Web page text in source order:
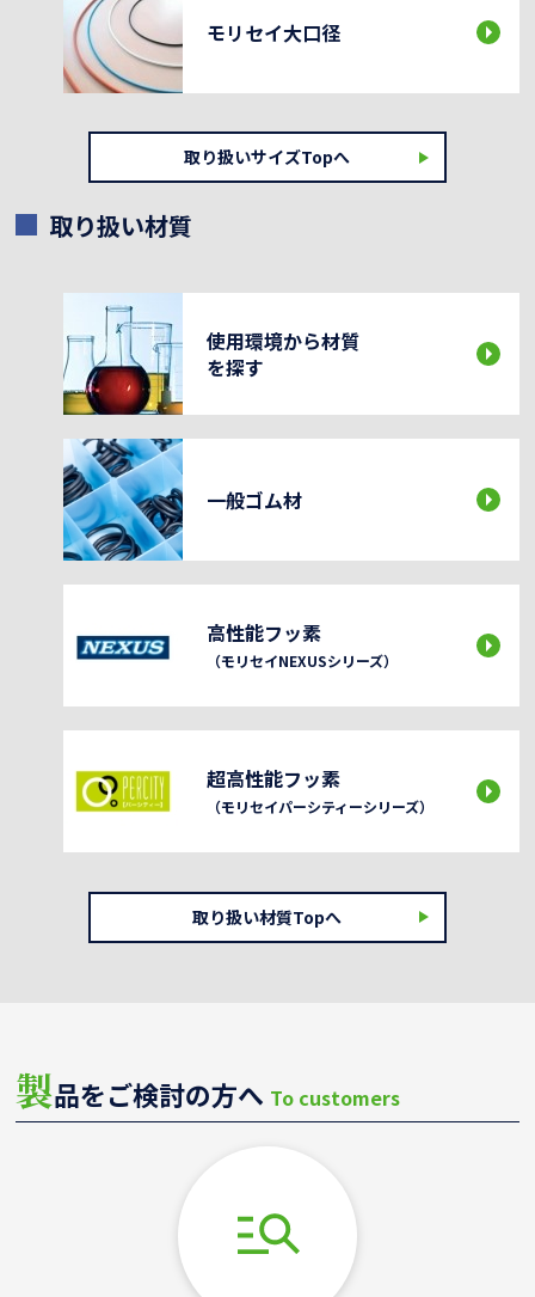
モリセイ大口径
取り扱いサイズTopへ
取り扱い材質
使用環境から材質
を探す
一般ゴム材
高性能フッ素
（モリセイNEXUSシリーズ）
超高性能フッ素
（モリセイパーシティーシリーズ）
取り扱い材質Topへ
製品をご検討の方へ To customers